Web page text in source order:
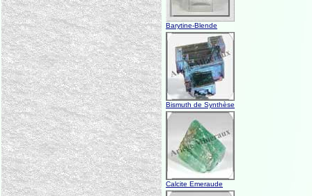
Barytine-Blende
Bismuth de Synthèse
Calcite Emeraude